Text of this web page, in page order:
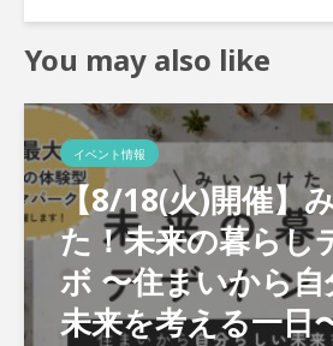
You may also like
イベント情報
【8/18(火)開催】
た！未来の暮らし
ボ 〜住まいから
未来を考える一日